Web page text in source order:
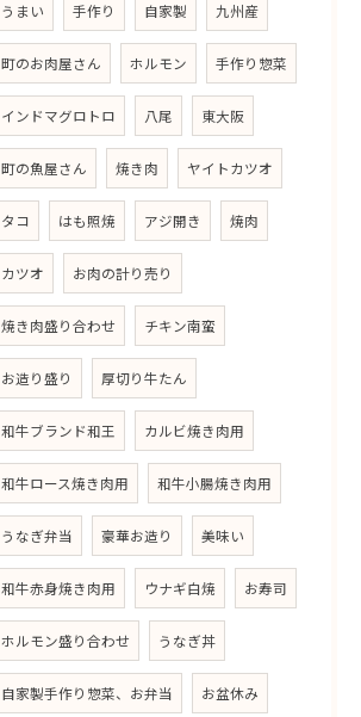
うまい 手作り 自家製 九州産
町のお肉屋さん ホルモン 手作り惣菜
インドマグロトロ 八尾 東大阪
町の魚屋さん 焼き肉 ヤイトカツオ
タコ はも照焼 アジ開き 焼肉
カツオ お肉の計り売り
焼き肉盛り合わせ チキン南蛮
お造り盛り 厚切り牛たん
和牛ブランド和王 カルビ焼き肉用
和牛ロース焼き肉用 和牛小腸焼き肉用
うなぎ弁当 豪華お造り 美味い
和牛赤身焼き肉用 ウナギ白焼 お寿司
ホルモン盛り合わせ うなぎ丼
自家製手作り惣菜、お弁当 お盆休み